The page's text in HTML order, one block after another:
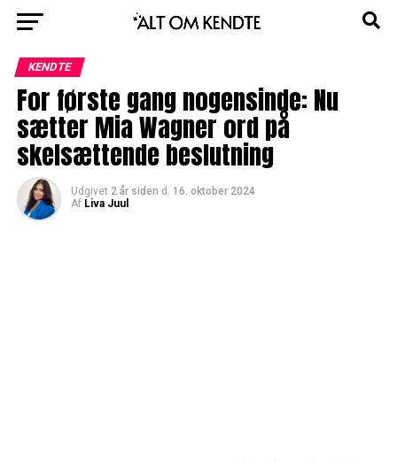
KENDTE
For første gang nogensinde: Nu
sætter Mia Wagner ord på
skelsættende beslutning
Udgivet 2 år siden d. 16. oktober 2024
Af Liva Juul